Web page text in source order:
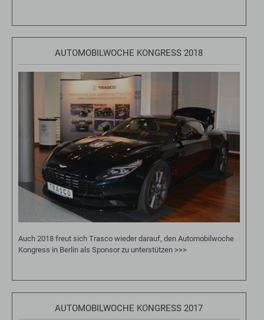
AUTOMOBILWOCHE KONGRESS 2018
Auch 2018 freut sich Trasco wieder darauf, den Automobilwoche
Kongress in Berlin als Sponsor zu unterstützen >>>
AUTOMOBILWOCHE KONGRESS 2017